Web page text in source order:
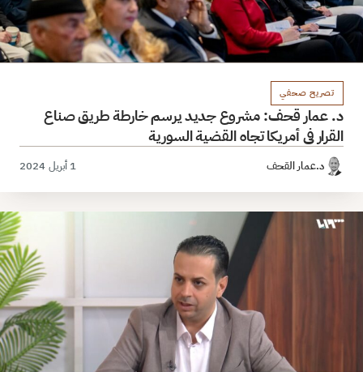
تصريح صحفي
د. عمار قحف: مشروع جديد يرسم خارطة طريق صناع
القرار في أمريكا تجاه القضية السورية
د.عمار القحف 1 أبريل 2024